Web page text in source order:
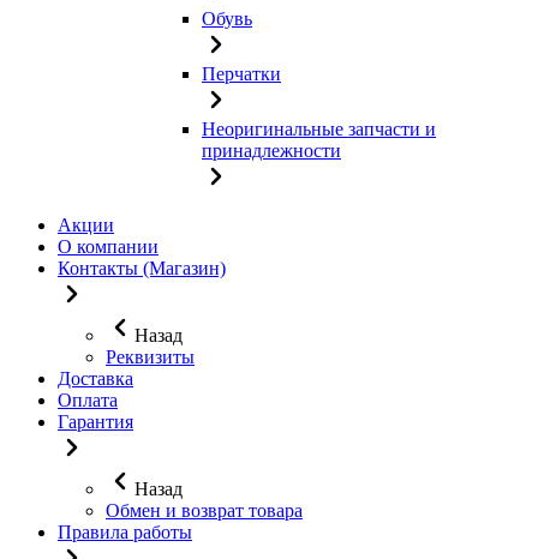
Обувь
Перчатки
Неоригинальные запчасти и
принадлежности
Акции
О компании
Контакты (Магазин)
Назад
Реквизиты
Доставка
Оплата
Гарантия
Назад
Обмен и возврат товара
Правила работы